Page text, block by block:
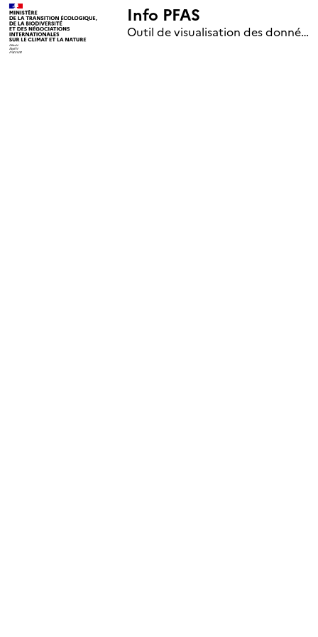
Info PFAS
Outil de visualisation des données nationales de surveillance des substances PFAS (mise à jour le 1er jour de chaque mois)
+
–